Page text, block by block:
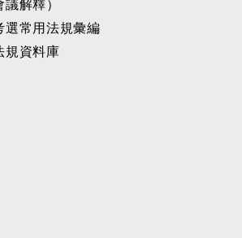
議解釋）
選常用法規彙編
規資料庫